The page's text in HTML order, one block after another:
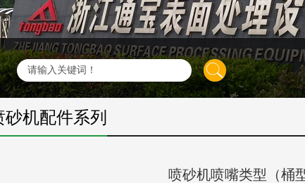
砂机配件系列
喷砂机喷嘴类型（桶